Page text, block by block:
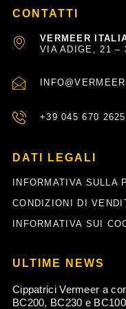
CONTATTI
VERMEER
VIA ADIGE, 21 –
+39 045 670 2625
DATI LEGALI
INFORMATIVA SULLA
CONDIZIONI DI
INFORMATIVA SUI
ULTIME NEWS
Cippatrici Vermeer a
BC200, BC230 e